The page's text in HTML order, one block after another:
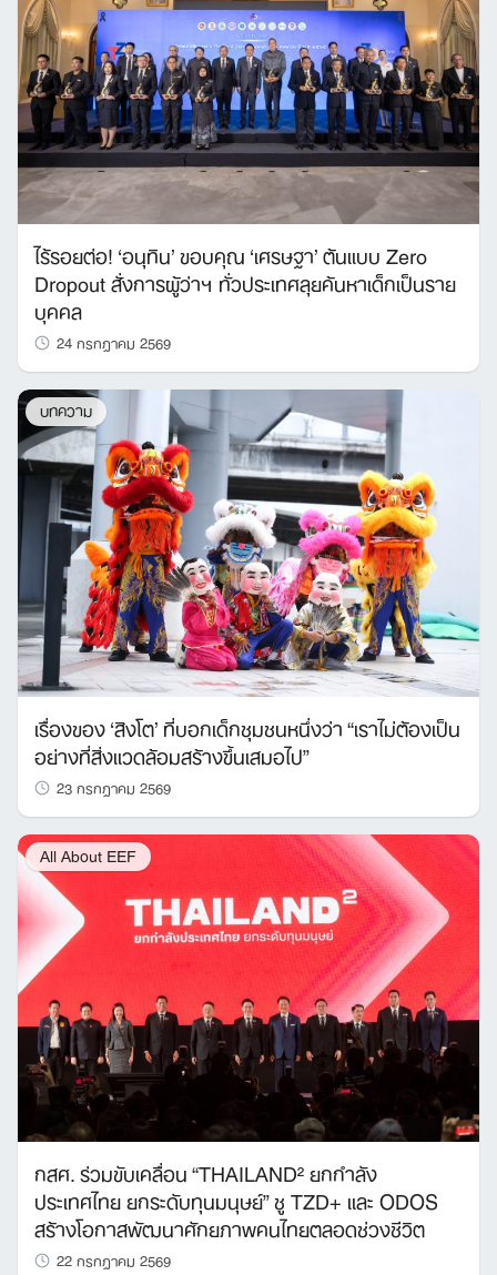
ไร้รอยต่อ! ‘อนุทิน’ ขอบคุณ ‘เศรษฐา’ ต้นแบบ Zero
Dropout สั่งการผู้ว่าฯ ทั่วประเทศลุยค้นหาเด็กเป็นราย
บุคคล
24 กรกฎาคม 2569
บทความ
เรื่องของ ‘สิงโต’ ที่บอกเด็กชุมชนหนึ่งว่า “เราไม่ต้องเป็น
อย่างที่สิ่งแวดล้อมสร้างขึ้นเสมอไป”
23 กรกฎาคม 2569
All About EEF
กสศ. ร่วมขับเคลื่อน “THAILAND² ยกกำลัง
ประเทศไทย ยกระดับทุนมนุษย์” ชู TZD+ และ ODOS
สร้างโอกาสพัฒนาศักยภาพคนไทยตลอดช่วงชีวิต
22 กรกฎาคม 2569